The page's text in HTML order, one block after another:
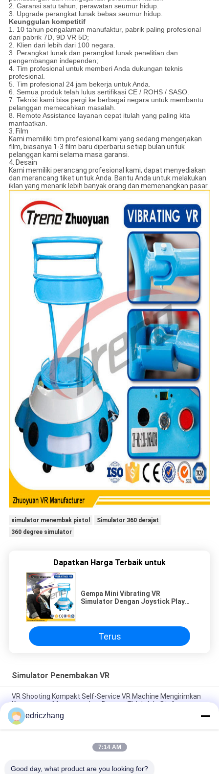
2. Garansi satu tahun, perawatan seumur hidup.
3. Upgrade perangkat lunak bebas seumur hidup.
Keunggulan kompetitif
1. 10 tahun pengalaman manufaktur, pabrik paling profesional
dari pabrik 7D, 9D VR 5D;
2. Klien dari lebih dari 100 negara.
3. Perangkat lunak dan perangkat lunak penelitian dan
pengembangan independen;
4. Tim profesional untuk memberi Anda dukungan teknis
profesional.
5. Tim profesional 24 jam bekerja untuk Anda.
6. Semua produk telah lulus sertifikasi CE / ROHS / SASO.
7. Teknisi kami bisa pergi ke berbagai negara untuk membantu
pelanggan memecahkan masalah.
8. Remote Assistance layanan cepat itulah yang paling kita
manfaatkan.
3. Film
Kami memiliki tim profesional kami yang sedang mengerjakan
film, biasanya 1-3 film baru diperbarui setiap bulan untuk
pelanggan kami selama masa garansi.
4. Desain
Kami memiliki perancang profesional kami, dapat menyediakan
dan merancang tiket untuk Anda. Bantu Anda untuk melakukan
iklan yang menarik lebih banyak orang dan memenangkan pasar.
simulator menembak pistol
Simulator 360 derajat
360 degree simulator
Dapatkan Harga Terbaik untuk
Gempa Mini Vibrating VR
Simulator Dengan Joystick Player
Terus
Simulator Penembakan VR
VR Shooting Kompakt Self-Service VR Machine Mengirimkan
Kesenangan Menyenangkan Dengan Tidak Ada Staf
Funin VR Shooting Game Machine Transform Your Gaming
Experience with 9D VR Chair 65kg 10PCS Games
PC Stand Up Flight VR Simulator Untuk Game Simulasi
edriczhang
7:14 AM
Good day, what product are you looking for?